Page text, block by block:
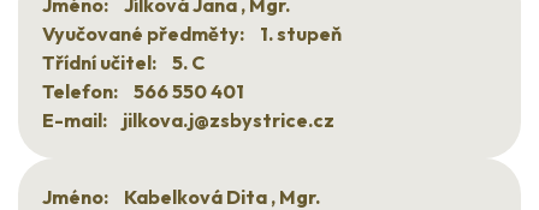
Jméno:
Jílková Jana , Mgr.
Vyučované předměty:
1. stupeň
Třídní učitel:
5. C
Telefon:
566 550 401
E-mail:
jilkova.j@zsbystrice.cz
Jméno:
Kabelková Dita , Mgr.